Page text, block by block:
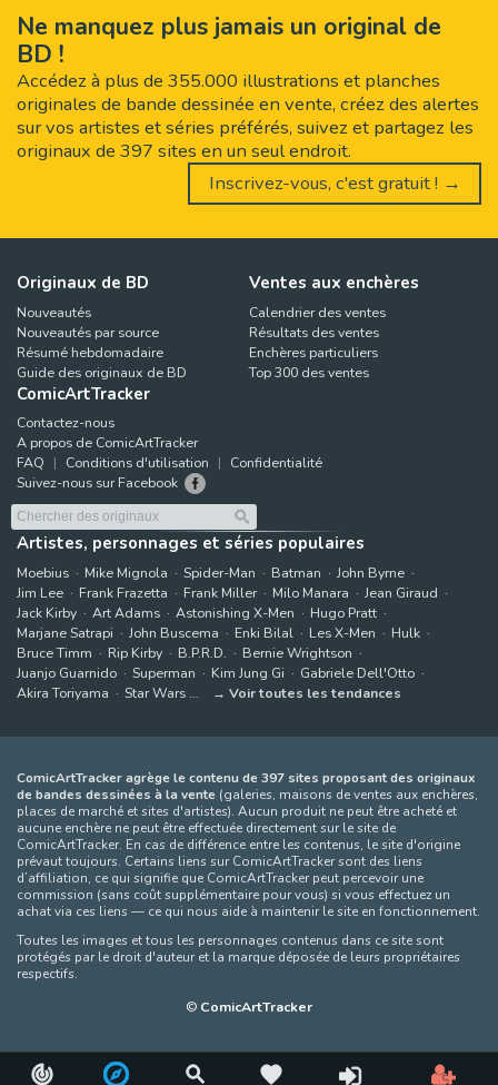
Ne manquez plus jamais un original de
BD !
Accédez à plus de 355.000 illustrations et planches
originales de bande dessinée en vente, créez des alertes
sur vos artistes et séries préférés, suivez et partagez les
originaux de 397 sites en un seul endroit.
Inscrivez-vous, c'est gratuit ! →
Originaux de BD
Nouveautés
Nouveautés par source
Résumé hebdomadaire
Guide des originaux de BD
Ventes aux enchères
Calendrier des ventes
Résultats des ventes
Enchères particuliers
Top 300 des ventes
ComicArtTracker
Contactez-nous
A propos de ComicArtTracker
FAQ
Conditions d'utilisation
Confidentialité
Suivez-nous sur Facebook
Artistes, personnages et séries populaires
Moebius Mike Mignola Spider-Man Batman
John Byrne
Jim Lee
Frank Frazetta Frank Miller Milo Manara
Jean Giraud
Jack Kirby
Art Adams Astonishing X-Men
Hugo Pratt
Marjane Satrapi
John Buscema Enki Bilal Les X-Men
Hulk
Bruce Timm
Rip Kirby B.P.R.D.
Bernie Wrightson
Juanjo Guarnido
Superman Kim Jung Gi
Gabriele Dell'Otto
Akira Toriyama
Star Wars Voir toutes les tendances
ComicArtTracker agrège le contenu de 397 sites proposant des originaux
de bandes dessinées à la vente (galeries, maisons de ventes aux enchères,
places de marché et sites d'artistes). Aucun produit ne peut être acheté et
aucune enchère ne peut être effectuée directement sur le site de
ComicArtTracker. En cas de différence entre les contenus, le site d'origine
prévaut toujours. Certains liens sur ComicArtTracker sont des liens
d’affiliation, ce qui signifie que ComicArtTracker peut percevoir une
commission (sans coût supplémentaire pour vous) si vous effectuez un
achat via ces liens — ce qui nous aide à maintenir le site en fonctionnement.
Toutes les images et tous les personnages contenus dans ce site sont
protégés par le droit d'auteur et la marque déposée de leurs propriétaires
respectifs.
© ComicArtTracker